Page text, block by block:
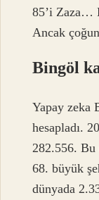
85’i Zaza…
Ancak
Bingöl
Yapay zeka
hesapladı.
282.556. Bu
68. büyük
dünyada